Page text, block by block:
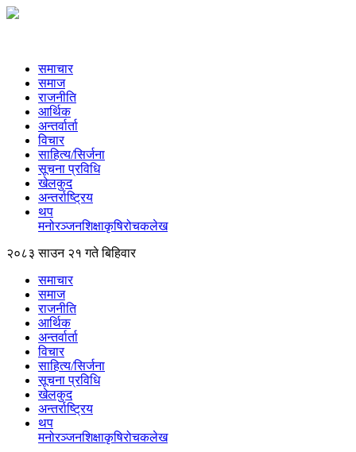
समाचार
समाज
राजनीति
आर्थिक
अन्तर्वार्ता
विचार
साहित्य/सिर्जना
सूचना प्रविधि
खेलकुद
अन्तर्राष्ट्रिय
थप
मनोरञ्‍जनशिक्षाकृषिरोचकलेख
२०८३ साउन २१ गते बिहिवार
समाचार
समाज
राजनीति
आर्थिक
अन्तर्वार्ता
विचार
साहित्य/सिर्जना
सूचना प्रविधि
खेलकुद
अन्तर्राष्ट्रिय
थप
मनोरञ्‍जनशिक्षाकृषिरोचकलेख